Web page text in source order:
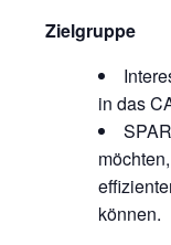
Zielgruppe
in das
können.